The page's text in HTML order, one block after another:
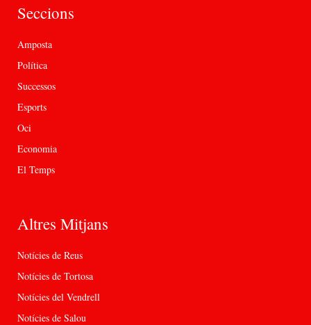
Seccions
Amposta
Política
Successos
Esports
Oci
Economia
El Temps
Altres Mitjans
Notícies de Reus
Notícies de Tortosa
Notícies del Vendrell
Notícies de Salou